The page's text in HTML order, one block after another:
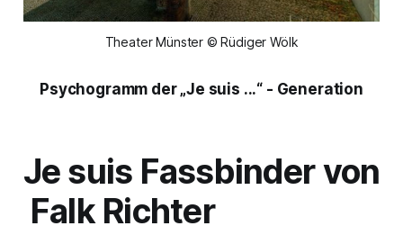
Theater Münster © Rüdiger Wölk
Psychogramm der„Je suis ...“ - Generation
Je suis Fassbindervon
Falk Richter